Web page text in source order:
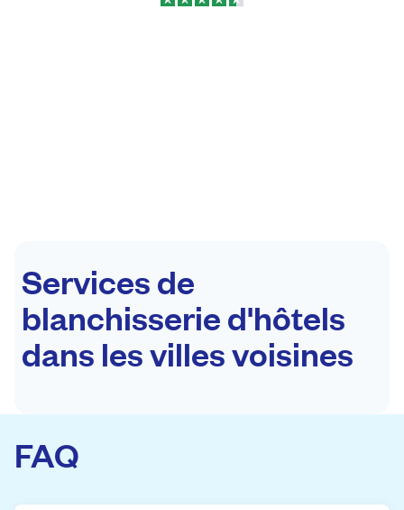
Services de
blanchisserie d'hôtels
dans les villes voisines
FAQ